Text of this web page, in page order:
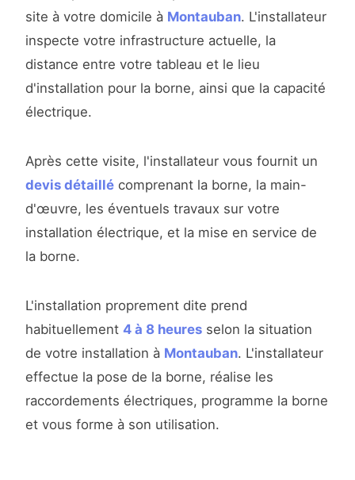
site à votre domicile à Montauban. L'installateur
inspecte votre infrastructure actuelle, la
distance entre votre tableau et le lieu
d'installation pour la borne, ainsi que la capacité
électrique.
Après cette visite, l'installateur vous fournit un
devis détaillé comprenant la borne, la main-
d'œuvre, les éventuels travaux sur votre
installation électrique, et la mise en service de
la borne.
L'installation proprement dite prend
habituellement 4 à 8 heures selon la situation
de votre installation à Montauban. L'installateur
effectue la pose de la borne, réalise les
raccordements électriques, programme la borne
et vous forme à son utilisation.